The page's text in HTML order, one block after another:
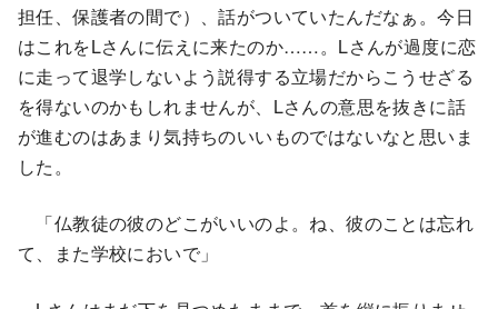
担任、保護者の間で）、話がついていたんだなぁ。今日
はこれをLさんに伝えに来たのか……。Lさんが過度に恋
に走って退学しないよう説得する立場だからこうせざる
を得ないのかもしれませんが、Lさんの意思を抜きに話
が進むのはあまり気持ちのいいものではないなと思いま
した。
「仏教徒の彼のどこがいいのよ。ね、彼のことは忘れ
て、また学校においで」